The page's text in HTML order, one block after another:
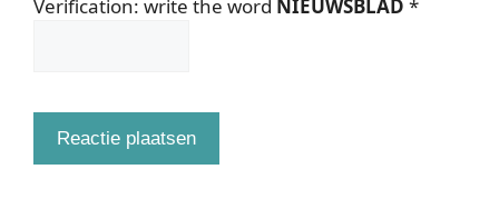
Verification: write the word NIEUWSBLAD *